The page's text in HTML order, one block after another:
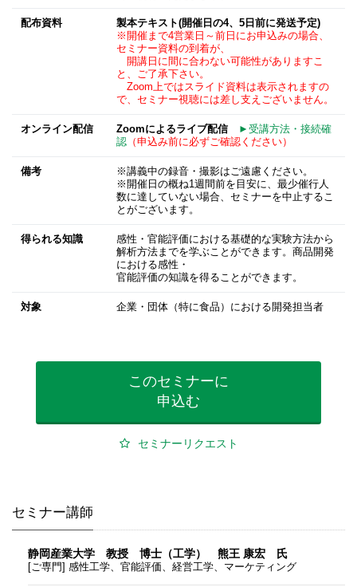
配布資料
製本テキスト(開催日の4、5日前に発送予定)
※開催まで4営業日～前日にお申込みの場合、
セミナー資料の到着が、
開講日に間に合わない可能性がありますこ
と、ご了承下さい。
Zoom上ではスライド資料は表示されますの
で、セミナー視聴には差し支えございません。
オンライン配信 Zoomによるライブ配信
►受講方法・接続確
認（申込み前に必ずご確認ください）
備考
※講義中の録音・撮影はご遠慮ください。
※開催日の概ね1週間前を目安に、最少催行人
数に達していない場合、セミナーを中止するこ
とがございます。
得られる知識
感性・官能評価における基礎的な実験方法から
解析方法までを学ぶことができます。商品開発
における感性・
官能評価の知識を得ることができます。
対象 企業・団体（特に食品）における開発担当者
このセミナーに
申込む
セミナーリクエスト
セミナー講師
静岡産業大学 教授 博士（工学） 熊王 康宏​ 氏
[ご専門] 感性工学、官能評価、経営工学、マーケティング